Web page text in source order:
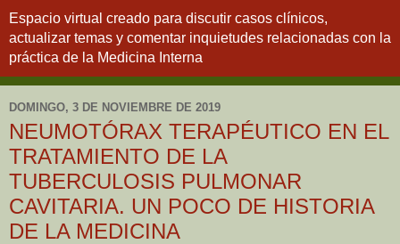
Espacio virtual creado para discutir casos clínicos,
actualizar temas y comentar inquietudes relacionadas con la
práctica de la Medicina Interna
DOMINGO, 3 DE NOVIEMBRE DE 2019
NEUMOTÓRAX TERAPÉUTICO EN EL
TRATAMIENTO DE LA
TUBERCULOSIS PULMONAR
CAVITARIA. UN POCO DE HISTORIA
DE LA MEDICINA